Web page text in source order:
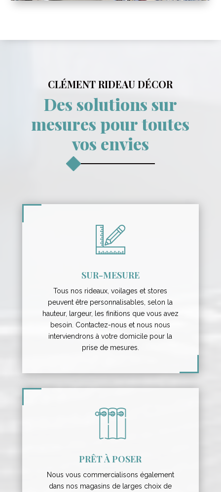
CLÉMENT RIDEAU DÉCOR
Des solutions sur
mesures pour toutes
vos envies
SUR-MESURE
Tous nos rideaux, voilages et stores
peuvent être personnalisables, selon la
hauteur, largeur, les finitions que vous avez
besoin. Contactez-nous et nous nous
interviendrons à votre domicile pour la
prise de mesures.
PRÊT À POSER
Nous vous commercialisons également
dans nos magasins de larges choix de